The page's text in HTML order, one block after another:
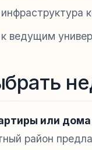
к ведущим
или
район